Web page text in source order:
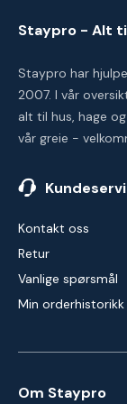
Staypro - Alt
Staypro har
2007. I vår
alt til hus, hage
vår greie -
Kontakt oss
Retur
Vanlige spørsmål
Min orderhistorikk
Om Staypro